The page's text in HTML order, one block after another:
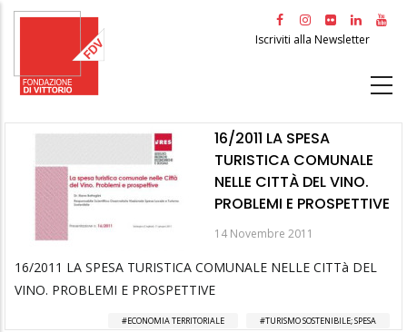
Salta
principale
Iscriviti alla Newsletter
16/2011 LA SPESA
TURISTICA COMUNALE
NELLE CITTÀ DEL VINO.
PROBLEMI E PROSPETTIVE
14 Novembre 2011
16/2011 LA SPESA TURISTICA COMUNALE NELLE CITTà DEL
VINO. PROBLEMI E PROSPETTIVE
ECONOMIA TERRITORIALE TURISMO SOSTENIBILE; SPESA